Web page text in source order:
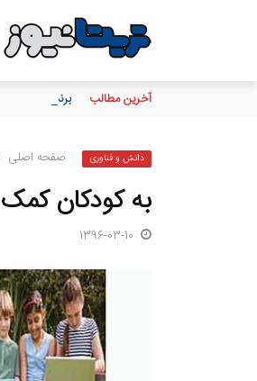
آخرین مطالب برندگان
دانش و فناوری صفحه اصلی
به کودکان کمک
1396-03-10